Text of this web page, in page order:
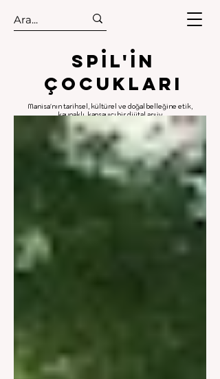
.
.
Spıl'in
Çocukları
Manisa'nın tarihsel, kültürel ve doğal belleğine etik,
kaynaklı, kapsayıcı bir dijital arşiv